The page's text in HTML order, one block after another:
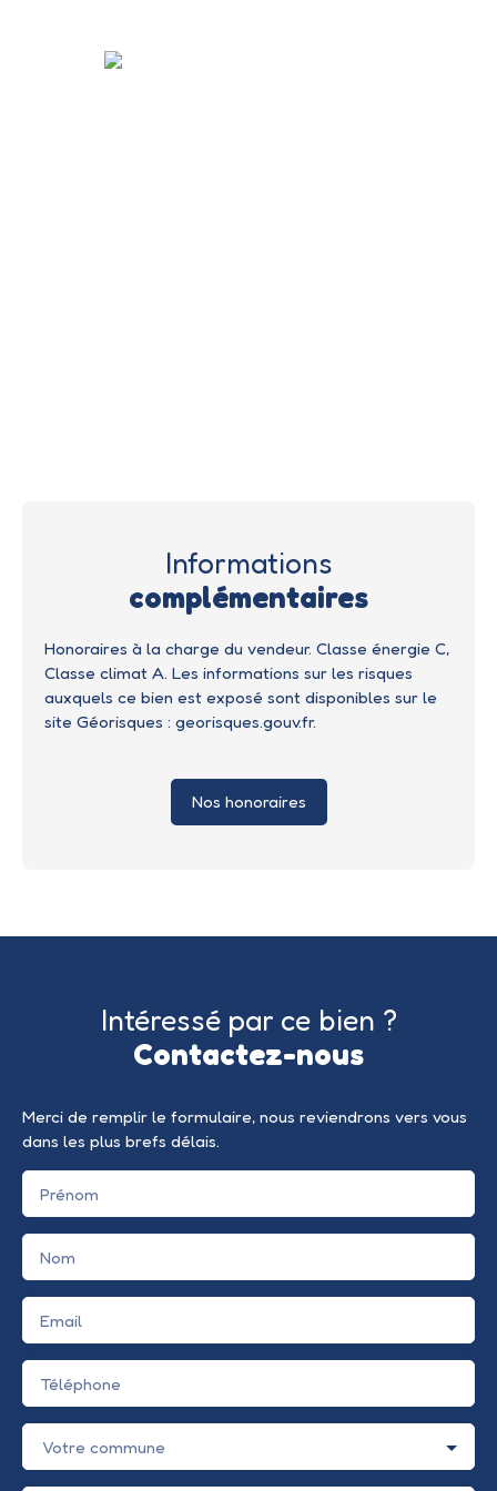
Informations
complémentaires
Honoraires à la charge du vendeur. Classe énergie C,
Classe climat A. Les informations sur les risques
auxquels ce bien est exposé sont disponibles sur le
site Géorisques : georisques.gouv.fr.
Nos honoraires
Intéressé par ce bien ?
Contactez-nous
Merci de remplir le formulaire, nous reviendrons vers vous
dans les plus brefs délais.
Prénom
Nom
Email
Téléphone
Votre commune